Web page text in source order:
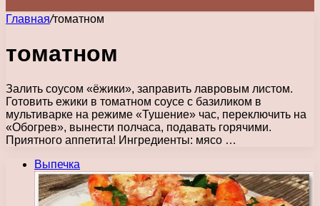
Главная/томатном
томатном
Залить соусом «ёжики», заправить лавровым листом.
Готовить ежики в томатном соусе с базиликом в
мультиварке на режиме «Тушение» час, переключить на
«Обогрев», вынести полчаса, подавать горячими.
Приятного аппетита! Ингредиенты: мясо …
Выпечка